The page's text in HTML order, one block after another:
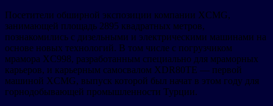
Посетители обширной экспозиции компании XCMG,
занимающей площадь 2895 квадратных метров,
познакомились с дизельными и электрическими машинами на
основе новых технологий. В том числе с погрузчиком
мрамора XC998, разработанным специально для мраморных
карьеров, и карьерным самосвалом XDR80TE — первой
машиной XCMG, выпуск которой был начат в этом году для
горнодобывающей промышленности Турции.